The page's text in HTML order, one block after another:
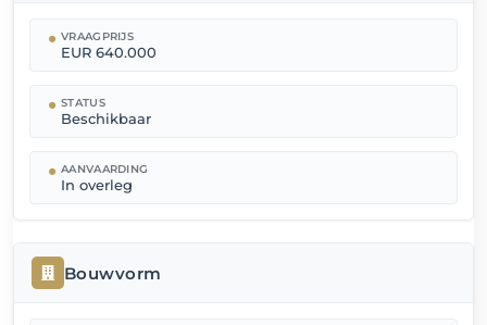
VRAAGPRIJS
EUR 640.000
STATUS
Beschikbaar
AANVAARDING
In overleg
Bouwvorm